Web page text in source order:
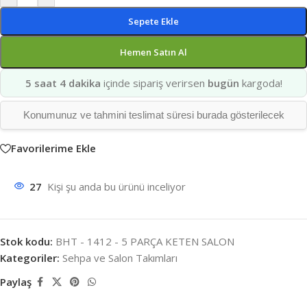
Sepete Ekle
Hemen Satın Al
5 saat 4 dakika içinde sipariş verirsen bugün kargoda!
Konumunuz ve tahmini teslimat süresi burada gösterilecek
Favorilerime Ekle
27 Kişi şu anda bu ürünü inceliyor
Stok kodu: BHT - 1412 - 5 PARÇA KETEN SALON
Kategoriler: Sehpa ve Salon Takımları
Paylaş